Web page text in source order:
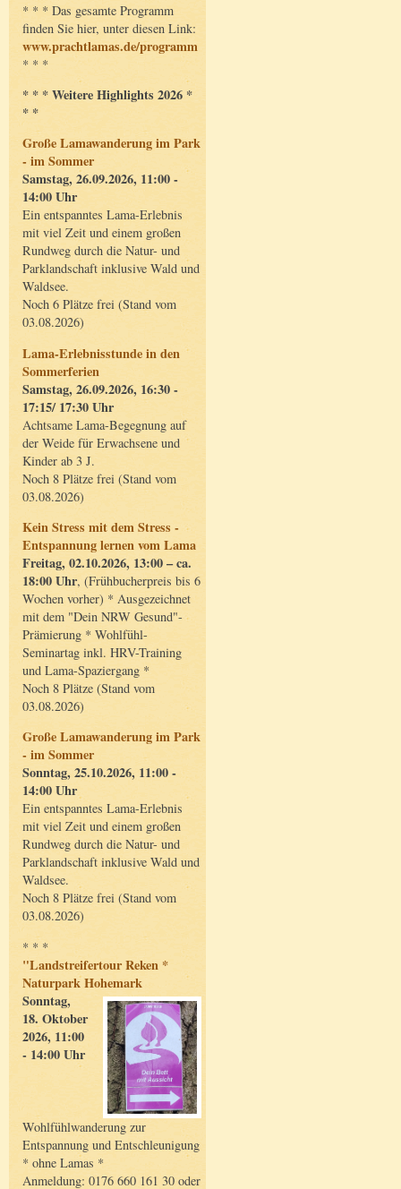
* * * Das gesamte Programm
finden Sie hier, unter diesen Link:
www.prachtlamas.de/programm
* * *
* * * Weitere Highlights 2026 *
* *
Große Lamawanderung im Park
- im Sommer
Samstag, 26.09.2026, 11:00 -
14:00 Uhr
Ein entspanntes Lama-Erlebnis
mit viel Zeit und einem großen
Rundweg durch die Natur- und
Parklandschaft inklusive Wald und
Waldsee.
Noch 6 Plätze frei (Stand vom
03.08.2026)
Lama-Erlebnisstunde in den
Sommerferien
Samstag, 26.09.2026, 16:30 -
17:15/ 17:30 Uhr
Achtsame Lama-Begegnung auf
der Weide für Erwachsene und
Kinder ab 3 J.
Noch 8 Plätze frei (Stand vom
03.08.2026)
Kein Stress mit dem Stress -
Entspannung lernen vom Lama
Freitag, 02.10.2026, 13:00 – ca.
18:00 Uhr, (Frühbucherpreis bis 6
Wochen vorher) * Ausgezeichnet
mit dem "Dein NRW Gesund"-
Prämierung * Wohlfühl-
Seminartag inkl. HRV-Training
und Lama-Spaziergang *
Noch 8 Plätze (Stand vom
03.08.2026)
Große Lamawanderung im Park
- im Sommer
Sonntag, 25.10.2026, 11:00 -
14:00 Uhr
Ein entspanntes Lama-Erlebnis
mit viel Zeit und einem großen
Rundweg durch die Natur- und
Parklandschaft inklusive Wald und
Waldsee.
Noch 8 Plätze frei (Stand vom
03.08.2026)
* * *
"Landstreifertour Reken *
Naturpark Hohemark
Sonntag,
18. Oktober
2026, 11:00
- 14:00 Uhr
Wohlfühlwanderung zur
Entspannung und Entschleunigung
* ohne Lamas *
Anmeldung: 0176 660 161 30 oder